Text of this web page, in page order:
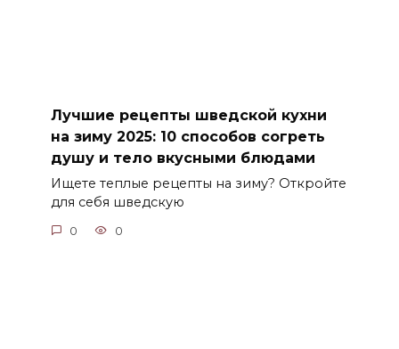
Лучшие рецепты шведской кухни
на зиму 2025: 10 способов согреть
душу и тело вкусными блюдами
Ищете теплые рецепты на зиму? Откройте
для себя шведскую
0 0